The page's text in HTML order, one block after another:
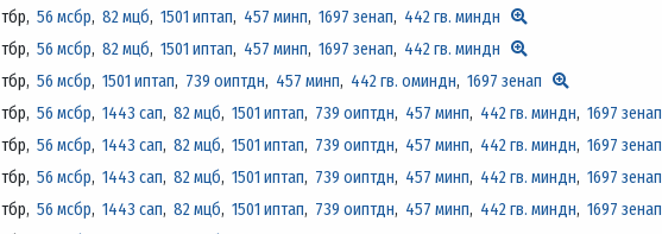
тбр,56 мсбр,82 мцб,1501 иптап, 457 минп,1697 зенап, 442 гв. миндн
тбр,56 мсбр,82 мцб,1501 иптап, 457 минп,1697 зенап, 442 гв. миндн
тбр,56 мсбр,1501 иптап, 739 оиптдн, 457 минп, 442 гв. оминдн,1697 зенап
тбр,56 мсбр,1443 сап,82 мцб,1501 иптап, 739 оиптдн, 457 минп, 442 гв. миндн,1697 зенап
тбр,56 мсбр,1443 сап,82 мцб,1501 иптап, 739 оиптдн, 457 минп, 442 гв. миндн,1697 зенап
тбр,56 мсбр,1443 сап,82 мцб,1501 иптап, 739 оиптдн, 457 минп, 442 гв. миндн,1697 зенап
тбр,56 мсбр,1443 сап,82 мцб,1501 иптап, 739 оиптдн, 457 минп, 442 гв. миндн,1697 зенап